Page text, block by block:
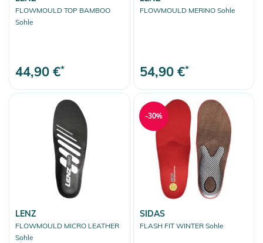
FLOWMOULD TOP BAMBOO
Sohle
44,90 €*
FLOWMOULD MERINO Sohle
54,90 €*
LENZ
FLOWMOULD MICRO LEATHER
Sohle
SIDAS
FLASH FIT WINTER Sohle
-30%